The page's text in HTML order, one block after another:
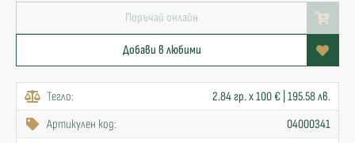
Поръчай онлайн
Добави в любими
Тегло:
2.84 гр. x 100 € | 195.58 лв.
Артикулен код:
04000341